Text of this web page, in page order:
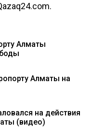
Алматы
Алматы на
на действия
(видео)